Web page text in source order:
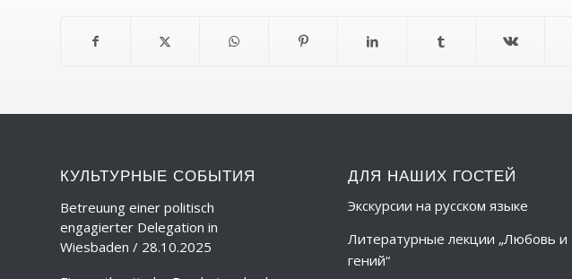
КУЛЬТУРНЫЕ СОБЫТИЯ
Betreuung einer politisch
engagierter Delegation in
Wiesbaden / 28.10.2025
ДЛЯ НАШИХ ГОСТЕЙ
Экскурсии на русском языке
Литературные лекции „Любовь и
гений“